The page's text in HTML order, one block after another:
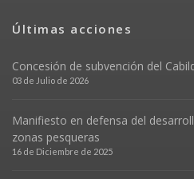
Últimas acciones
Concesión de subvención del
03 de Julio de 2026
Manifiesto en defensa del
zonas pesqueras
16 de Diciembre de 2025